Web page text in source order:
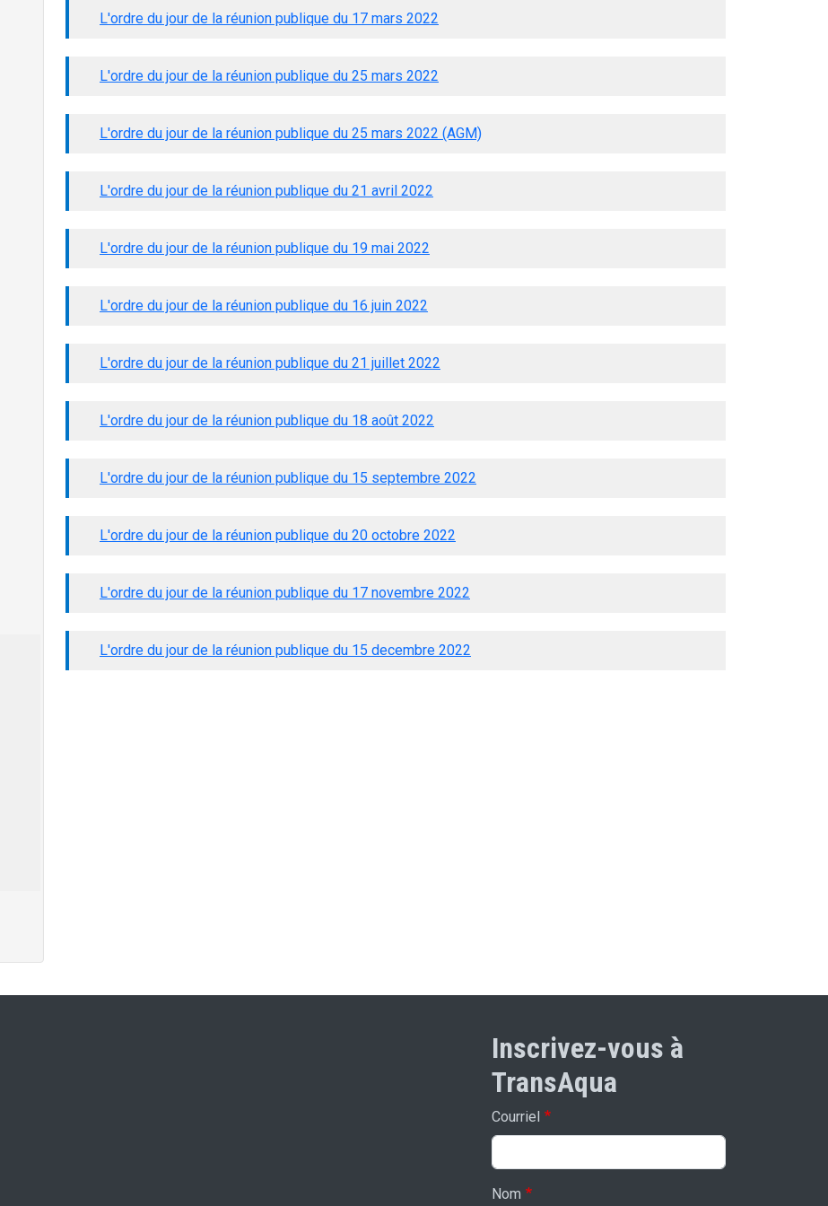
L'ordre du jour de la réunion publique du 17 mars 2022
L'ordre du jour de la réunion publique du 25 mars 2022
L'ordre du jour de la réunion publique du 25 mars 2022 (AGM)
L'ordre du jour de la réunion publique du 21 avril 2022
L'ordre du jour de la réunion publique du 19 mai 2022
L'ordre du jour de la réunion publique du 16 juin 2022
L'ordre du jour de la réunion publique du 21 juillet 2022
L'ordre du jour de la réunion publique du 18 août 2022
L'ordre du jour de la réunion publique du 15 septembre 2022
L'ordre du jour de la réunion publique du 20 octobre 2022
L'ordre du jour de la réunion publique du 17 novembre 2022
L'ordre du jour de la réunion publique du 15 decembre 2022
Inscrivez-vous à
TransAqua
Courriel
Nom